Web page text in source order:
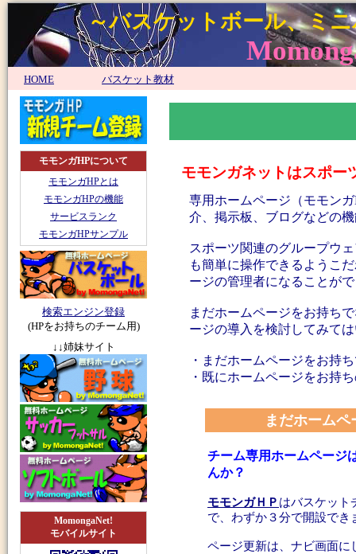
～バスケットボール、ミ
HOME バスケット教材
モモンガHPについて
モモンガHPとは
モモンガHPの機能
サービスランク
モモンガHPサンプル
検索エンジン登録
(HPをお持ちのチーム用)
↓↓姉妹サイト
MomongaNet!
モバイルサイト
モモンガネットはスポー
専用ホームページ（モモン
介、掲示板、ブログなどの
スポーツ関連のグループウ
も簡単に操作できるようこ
ージの管理者になることが
まだホームページをお持ち
ージの導入を検討してみて
・まだホームページをお持
・既にホームページをお持
まだホーム
チーム専用ホームページ
んか？
モモンガＨＰ はバスケット
で、わずか３分で開設でき
ページ更新は、ナビ画面に